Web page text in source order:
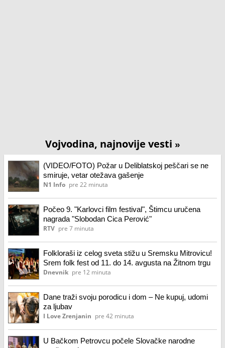
Vojvodina, najnovije vesti »
(VIDEO/FOTO) Požar u Deliblatskoj peščari se ne
smiruje, vetar otežava gašenje
N1 Info pre 22 minuta
Počeo 9. "Karlovci film festival", Štimcu uručena
nagrada "Slobodan Cica Perović"
RTV pre 7 minuta
Folkloraši iz celog sveta stižu u Sremsku Mitrovicu!
Srem folk fest od 11. do 14. avgusta na Žitnom trgu
Dnevnik pre 12 minuta
Dane traži svoju porodicu i dom – Ne kupuj, udomi
za ljubav
I Love Zrenjanin pre 42 minuta
U Bačkom Petrovcu počele Slovačke narodne